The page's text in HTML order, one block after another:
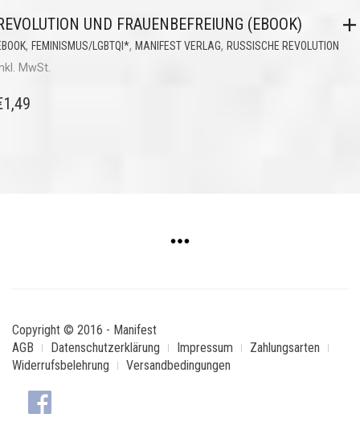
UND FRAUENBEFREIUNG (EBOOK)
, FEMINISMUS/LGBTQI*, MANIFEST VERLAG, RUSSISCHE REVOLUTION
MwSt.
1,49
Copyright © 2016 - Manifest
AGB
Datenschutzerklärung Impressum
Zahlungsarten
Widerrufsbelehrung
Versandbedingungen